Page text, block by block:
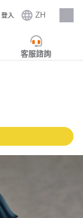
登入 ZH
人才招募
客服諮詢